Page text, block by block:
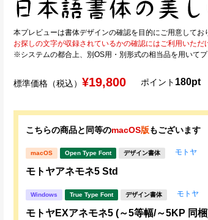
本プレビューは書体デザインの確認を目的にご用意してお
お探しの文字が収録されているかの確認にはご利用いた
※システムの都合上、別OS用・別形式の相当品を用いて
標準価格（税込） ¥19,800 ポイント 180pt
こちらの商品と同等のmacOS版もございます
macOS Open Type Font デザイン書体 モトヤ
モトヤアネモネ5 Std
Windows True Type Font デザイン書体 モトヤ
モトヤEXアネモネ5 (～5等幅/～5KP 同